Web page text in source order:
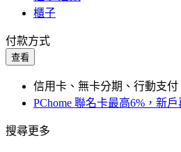
櫃子
付款方式
查看
信用卡、無卡分期、行動支
PChome 聯名卡最高6%，新
搜尋更多